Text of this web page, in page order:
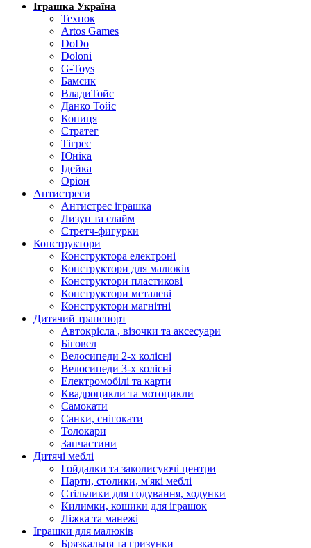
Іграшка Україна
Технок
Artos Games
DoDo
Doloni
G-Toys
Бамсик
ВладиТойс
Данко Тойс
Копиця
Стратег
Тігрес
Юніка
Ідейка
Оріон
Антистреси
Антистрес іграшка
Лизун та слайм
Стретч-фигурки
Конструктори
Конструктора електроні
Конструктори для малюків
Конструктори пластикові
Конструктори металеві
Конструктори магнітні
Дитячий транспорт
Автокрісла , візочки та аксесуари
Біговел
Велосипеди 2-х колісні
Велосипеди 3-х колісні
Електромобілі та карти
Квадроцикли та мотоцикли
Самокати
Санки, снігокати
Толокари
Запчастини
Дитячі меблі
Гойдалки та заколисуючі центри
Парти, столики, м'які меблі
Стільчики для годування, ходунки
Килимки, кошики для іграшок
Ліжка та манежі
Іграшки для малюків
Брязкальця та гризунки